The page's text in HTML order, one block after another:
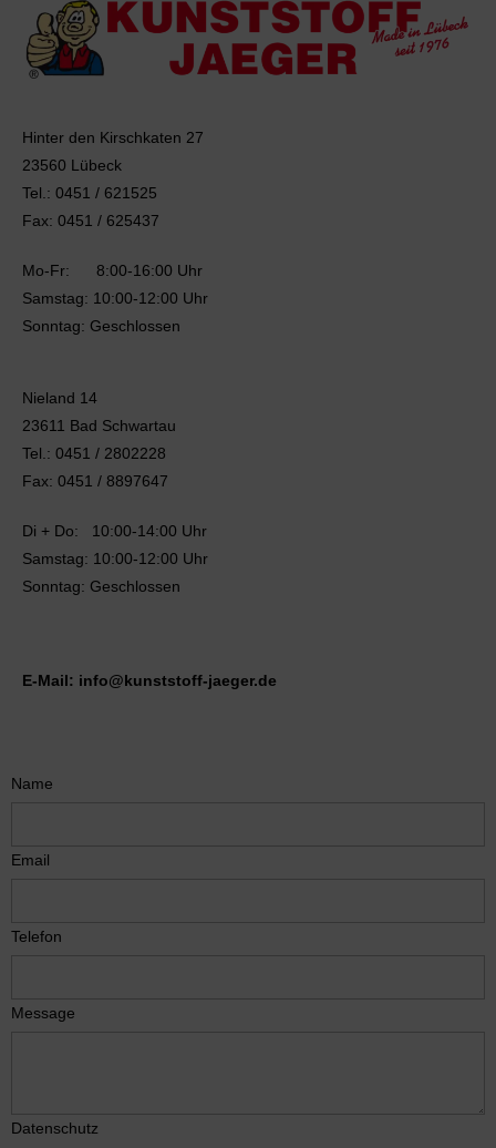
Hinter den Kirschkaten 27
23560 Lübeck
Tel.: 0451 / 621525
Fax: 0451 / 625437
Mo-Fr: 8:00-16:00 Uhr
Samstag: 10:00-12:00 Uhr
Sonntag: Geschlossen
Nieland 14
23611 Bad Schwartau
Tel.: 0451 / 2802228
Fax: 0451 / 8897647
Di + Do: 10:00-14:00 Uhr
Samstag: 10:00-12:00 Uhr
Sonntag: Geschlossen
E-Mail: info@kunststoff-jaeger.de
Name
Email
Telefon
Message
Datenschutz